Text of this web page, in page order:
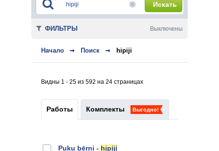
Искать
Начало Поиск hipiji
Видны 1 - 25 из 592 на 24 страницах
Работы Комплекты Выгодно!
Puķu bērni - hipiji
ФИЛЬТРЫ Выключены